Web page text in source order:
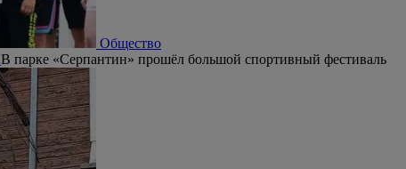
Общество
В парке «Серпантин» прошёл большой спортивный фестиваль